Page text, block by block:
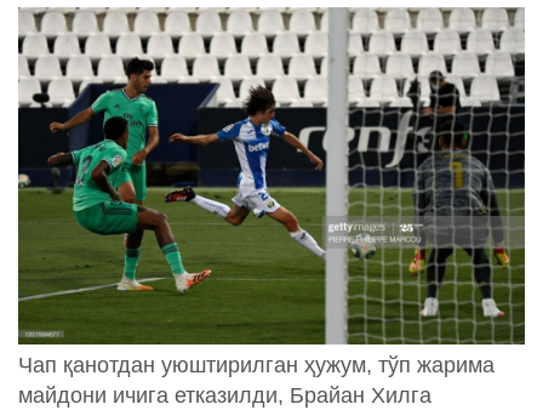
Чап қанотдан уюштирилган ҳужум, тўп жарима
майдони ичига етказилди, Брайан Хилга